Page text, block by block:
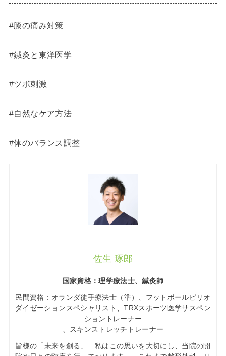
#膝の痛み対策
#鍼灸と東洋医学
#ツボ刺激
#自然なケア方法
#体のバランス調整
佐生 琢郎
国家資格：理学療法士、鍼灸師
民間資格：オランダ徒手療法士（準）、フットボールピリオ
ダイゼーションスペシャリスト、TRXスポーツ医学サスペン
ショントレーナー
、スキンストレッチトレーナー
皆様の「未来を創る」 私はこの思いを大切にし、当院の開